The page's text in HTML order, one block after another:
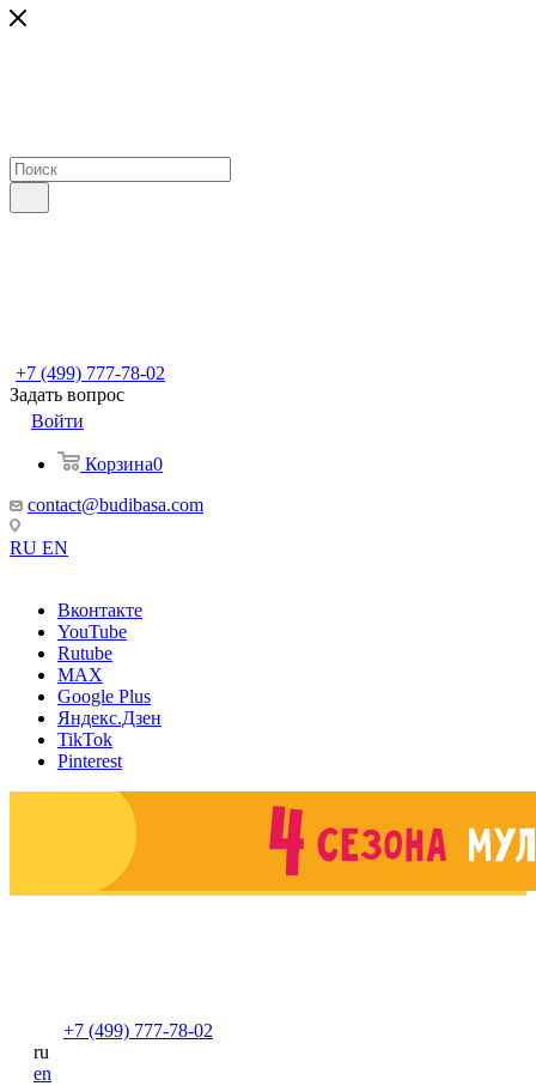
+7 (499) 777-78-02
Задать вопрос
Войти
Корзина0
contact@budibasa.com
RU EN
Вконтакте
YouTube
Rutube
MAX
Google Plus
Яндекс.Дзен
TikTok
Pinterest
+7 (499) 777-78-02
ru
en